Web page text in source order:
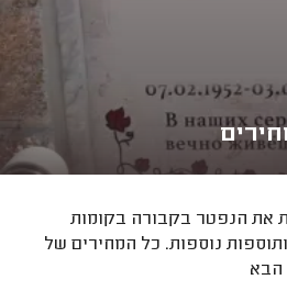
את הנפטר בקבורה בקומות
נוספות. כל המחירים של
הבא